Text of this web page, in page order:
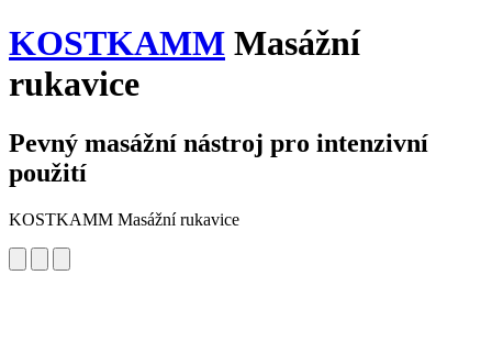
KOSTKAMM Masážní
rukavice
Pevný masážní nástroj pro intenzivní
použití
KOSTKAMM Masážní rukavice